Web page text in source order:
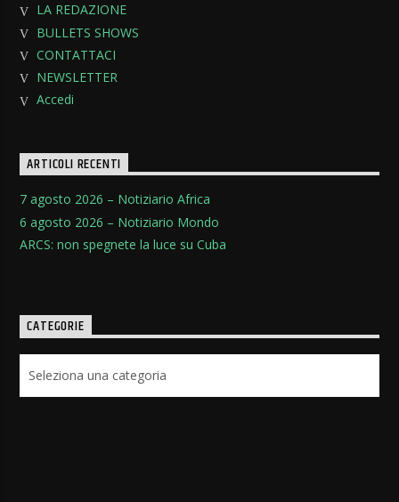
LA REDAZIONE
BULLETS SHOWS
CONTATTACI
NEWSLETTER
Accedi
ARTICOLI RECENTI
7 agosto 2026 – Notiziario Africa
6 agosto 2026 – Notiziario Mondo
ARCS: non spegnete la luce su Cuba
CATEGORIE